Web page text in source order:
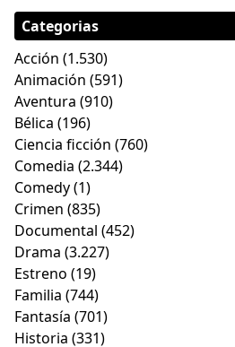
Categorias
Acción (1.530)
Animación (591)
Aventura (910)
Bélica (196)
Ciencia ficción (760)
Comedia (2.344)
Comedy(1)
Crimen (835)
Documental (452)
Drama (3.227)
Estreno (19)
Familia (744)
Fantasía (701)
Historia (331)